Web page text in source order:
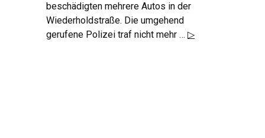
beschädigten mehrere Autos in der
Wiederholdstraße. Die umgehend
gerufene Polizei traf nicht mehr … ▷